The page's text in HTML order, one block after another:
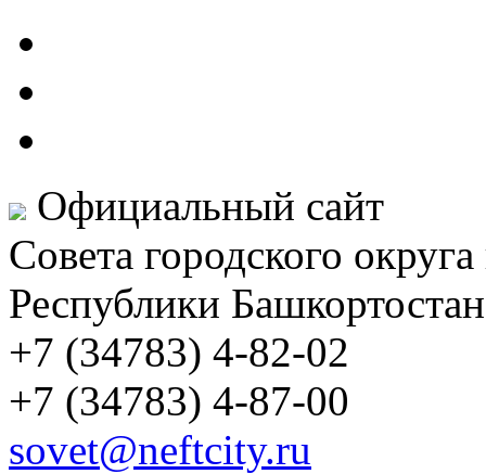
Официальный сайт
Совета городского
Республики Башкортостан
+7 (34783) 4-82-02
+7 (34783) 4-87-00
sovet@neftcity.ru